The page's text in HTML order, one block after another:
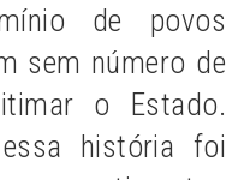
de povos
sem número de
o Estado.
história foi